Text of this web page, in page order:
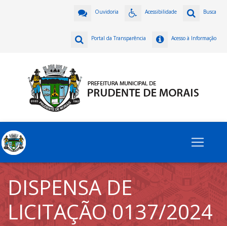
Busca
Acessibilidade
Ouvidoria
Acesso à Informação
Portal da Transparência
DISPENSA DE
LICITAÇÃO 0137/2024